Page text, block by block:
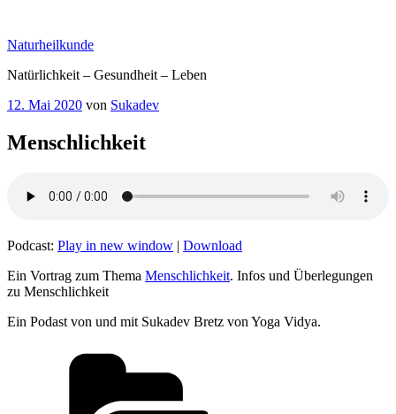
springen
Naturheilkunde
Natürlichkeit – Gesundheit – Leben
Veröffentlicht
12. Mai 2020 von Sukadev
Menschlichkeit
Podcast: Play in new window | Download
Ein Vortrag zum Thema Menschlichkeit. Infos und Überlegungen
zu Menschlichkeit
Ein Podast von und mit Sukadev Bretz von Yoga Vidya.